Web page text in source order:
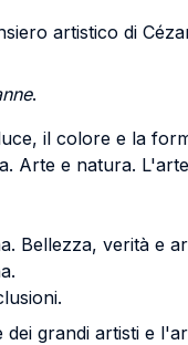
artistico di
.
il colore e la
Arte e natura.
Bellezza, verità e
dei grandi artisti e